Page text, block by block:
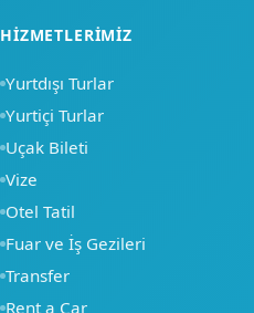
HIZMETLERIMIZ
Yurtdışı Turlar
Yurtiçi Turlar
Uçak Bileti
Vize
Otel Tatil
Fuar ve İş Gezileri
Transfer
Rent a Car
Merhaba, nasıl
yardımcı olabiliriz?